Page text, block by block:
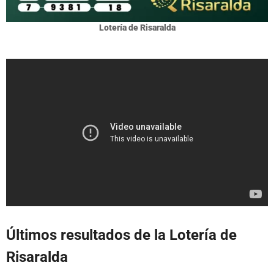
Lotería de Risaralda
Últimos resultados de la Lotería de
Risaralda